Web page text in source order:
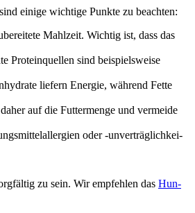
eini­ge wich­ti­ge Punk­te zu beach­ten:
Mahl­zeit. Wich­tig ist, dass das
Pro­te­in­quel­len sind bei­spiels­wei­se
lie­fern Ener­gie, wäh­rend Fet­te
auf die Fut­ter­men­ge und ver­mei­de
oder ‑unver­träg­lich­kei­
zu sein. Wir emp­feh­len das Hun­